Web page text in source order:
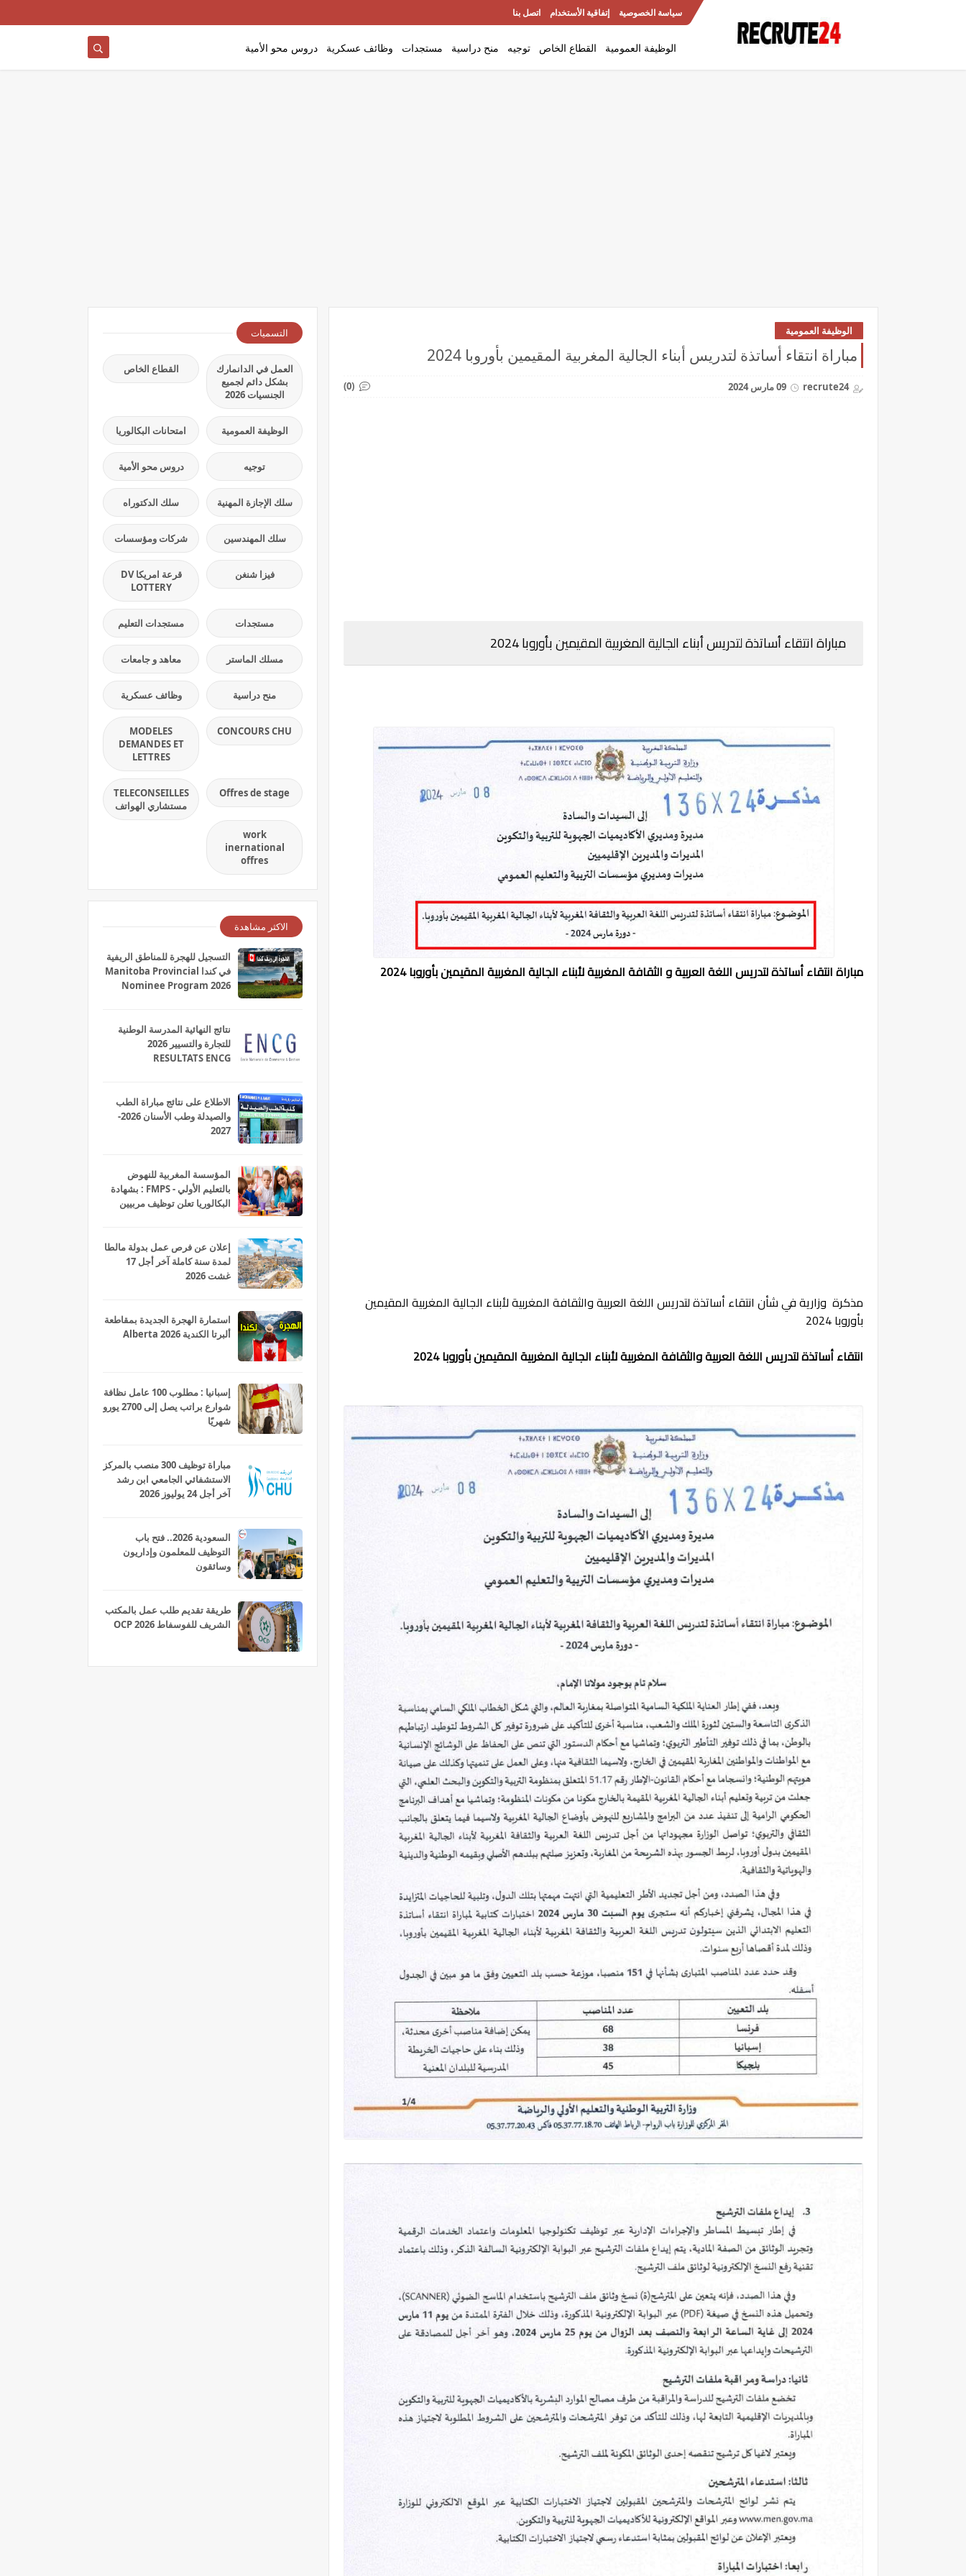
سياسة الخصوصية إتفاقية الأستخدام اتصل بنا
الوظيفة العمومية القطاع الخاص توجيه منح دراسية مستجدات وظائف عسكرية دروس محو الأمية
الوظيفة العمومية
مباراة انتقاء أساتذة لتدريس أبناء الجالية المغربية المقيمين بأوروبا 2024
recrute24 09 مارس 2024 (0)
مباراة انتقاء أساتذة لتدريس أبناء الجالية المغربية المقيمين بأوروبا 2024
مباراة انتقاء أساتذة لتدريس اللغة العربية و الثقافة المغربية لأبناء الجالية المغربية المقيمين بأوروبا 2024
مذكرة وزارية في شأن انتقاء أساتذة لتدريس اللغة العربية والثقافة المغربية لأبناء الجالية المغربية المقيمين
بأوروبا 2024
انتقاء أساتذة لتدريس اللغة العربية والثقافة المغربية لأبناء الجالية المغربية المقيمين بأوروبا 2024
التسميات
العمل في الدانمارك
بشكل دائم لجميع
الجنسيات 2026
القطاع الخاص
الوظيفة العمومية امتحانات البكالوريا
توجيه دروس محو الأمية
سلك الإجازة المهنية سلك الدكتوراه
سلك المهندسين شركات ومؤسسات
فيزا شنغن
قرعة امريكا DV
LOTTERY
مستجدات مستجدات التعليم
مسلك الماستر معاهد و جامعات
منح دراسية وظائف عسكرية
CONCOURS CHU
MODELES
DEMANDES ET
LETTRES
Offres de stage
TELECONSEILLES
مستشاري الهواتف
work
inernational
offres
الاكثر مشاهدة
التسجيل للهجرة للمناطق الريفية
في كندا Manitoba Provincial
Nominee Program 2026
نتائج النهائية المدرسة الوطنية
للتجارة والتسيير 2026
RESULTATS ENCG
الاطلاع على نتائج مباراة الطب
والصيدلة وطب الأسنان 2026-
2027
المؤسسة المغربية للنهوض
بالتعليم الأولي - FMPS : بشهادة
البكالوريا تعلن توظيف مربيين
إعلان عن فرص عمل بدولة مالطا
لمدة سنة كاملة آخر أجل 17
غشت 2026
استمارة الهجرة الجديدة بمقاطعة
ألبرتا الكندية Alberta 2026
إسبانيا : مطلوب 100 عامل نظافة
شوارع براتب يصل إلى 2700 يورو
شهريًا
مباراة توظيف 300 منصب بالمركز
الاستشفائي الجامعي ابن رشد
آخر أجل 24 يوليوز 2026
السعودية 2026.. فتح باب
التوظيف للمعلمون وإداريون
وسائقون
طريقة تقديم طلب عمل بالمكتب
الشريف للفوسفاط OCP 2026